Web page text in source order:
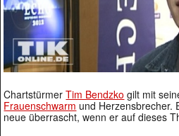
ChartstürmerTim Bendzko gilt mit
Frauenschwarm und Herzensbrecher.
neue überrascht, wenn er auf dieses